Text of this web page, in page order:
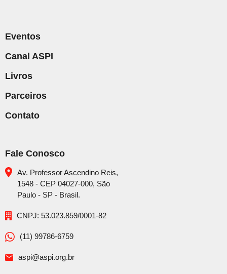
Eventos
Canal ASPI
Livros
Parceiros
Contato
Fale Conosco
Av. Professor Ascendino Reis,
1548 - CEP 04027-000, São
Paulo - SP - Brasil.
CNPJ: 53.023.859/0001-82
(11) 99786-6759
aspi@aspi.org.br